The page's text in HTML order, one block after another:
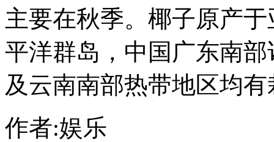
主要在秋季。椰子原产
平洋群岛，中国广东南
及云南南部热带地区均
作者:娱乐